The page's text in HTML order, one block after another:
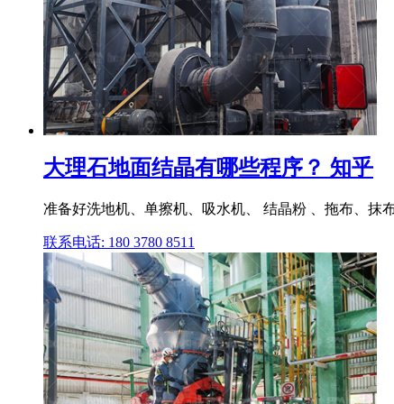
大理石地面结晶有哪些程序？ 知乎
准备好洗地机、单擦机、吸水机、 结晶粉 、拖布、抹
联系电话: 180 3780 8511